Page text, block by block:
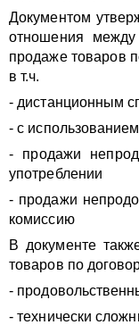
Документом
отношения
продаже товаров
в т.ч.
- дистанционным
- с
- продажи
употреблении
- продажи
комиссию
В документе
товаров по
-
- технически